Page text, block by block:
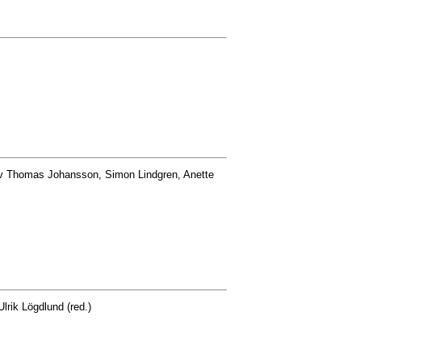
Thomas Johansson, Simon Lindgren, Anette
Lögdlund (red.)